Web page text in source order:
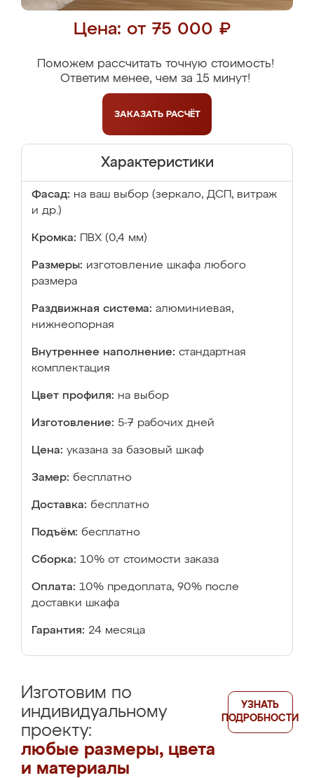
Цена: от 75 000 ₽
Поможем рассчитать точную стоимость!
Ответим менее, чем за 15 минут!
ЗАКАЗАТЬ РАСЧЁТ
Характеристики
Фасад: на ваш выбор (зеркало, ДСП, витраж
и др.)
Кромка: ПВХ (0,4 мм)
Размеры: изготовление шкафа любого
размера
Раздвижная система: алюминиевая,
нижнеопорная
Внутреннее наполнение: стандартная
комплектация
Цвет профиля: на выбор
Изготовление: 5-7 рабочих дней
Цена: указана за базовый шкаф
Замер: бесплатно
Доставка: бесплатно
Подъём: бесплатно
Сборка: 10% от стоимости заказа
Оплата: 10% предоплата, 90% после
доставки шкафа
Гарантия: 24 месяца
Изготовим по
индивидуальному
проекту:
любые размеры, цвета
и материалы
УЗНАТЬ
ПОДРОБНОСТИ